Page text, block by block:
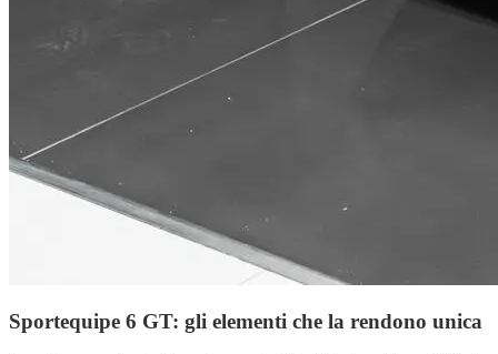
Sportequipe 6 GT: gli elementi che la rendono unica